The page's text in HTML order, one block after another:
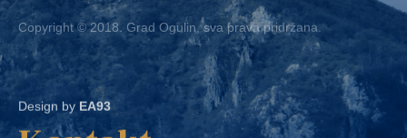
Copyright © 2018. Grad Ogulin, sva prava pridržana.
Design byEA93
Kontakt